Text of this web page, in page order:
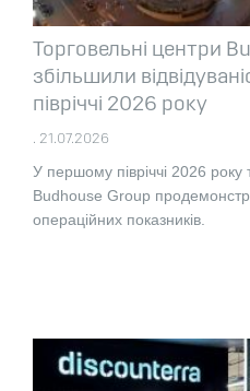
Торговельні центри
збільшили
півріччі 2026 року
. 21.07.2026
У першому півріччі 2026 року
Budhouse Group
операційних показників.